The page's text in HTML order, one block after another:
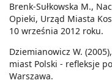
Brenk-Sułkowska M.,
Opieki, Urząd Miasta
10 września 2012 roku.
Dziemianowicz W.
miast Polski - refleksje
Warszawa.